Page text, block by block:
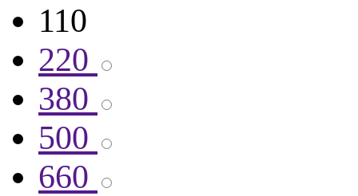
110
220
380
500
660